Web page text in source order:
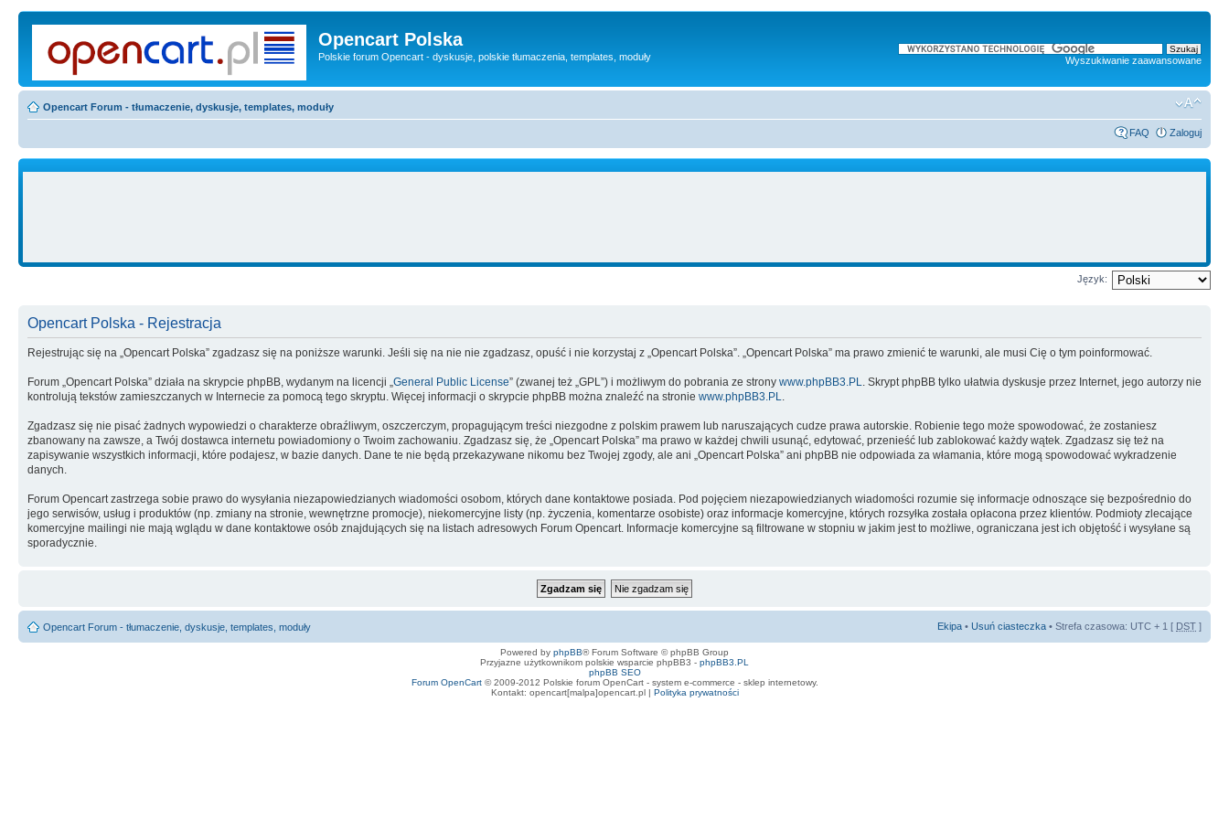
Opencart Polska
Polskie forum Opencart - dyskusje, polskie tłumaczenia, templates, moduły Wyszukiwanie zaawansowane
Opencart Forum - tłumaczenie, dyskusje, templates, moduły
FAQ Zaloguj
Język:
Opencart Polska - Rejestracja
Rejestrując się na „Opencart Polska” zgadzasz się na poniższe warunki. Jeśli się na nie nie zgadzasz, opuść i nie korzystaj z „Opencart Polska”. „Opencart Polska” ma prawo zmienić te warunki, ale musi Cię o tym poinformować.
Forum „Opencart Polska” działa na skrypcie phpBB, wydanym na licencji „ General Public License” (zwanej też „GPL”) i możliwym do pobrania ze strony www.phpBB3.PL
. Skrypt phpBB tylko ułatwia dyskusje przez Internet, jego autorzy nie
kontrolują tekstów zamieszczanych w Internecie za pomocą tego skryptu. Więcej informacji o skrypcie phpBB można znaleźć na stronie www.phpBB3.PL
Zgadzasz się nie pisać żadnych wypowiedzi o charakterze obraźliwym, oszczerczym, propagującym treści niezgodne z polskim prawem lub naruszających cudze prawa autorskie. Robienie tego może spowodować, że zostaniesz
zbanowany na zawsze, a Twój dostawca internetu powiadomiony o Twoim zachowaniu. Zgadzasz się, że „Opencart Polska” ma prawo w każdej chwili usunąć, edytować, przenieść lub zablokować każdy wątek. Zgadzasz się też na
zapisywanie wszystkich informacji, które podajesz, w bazie danych. Dane te nie będą przekazywane nikomu bez Twojej zgody, ale ani „Opencart Polska” ani phpBB nie odpowiada za włamania, które mogą spowodować wykradzenie
danych.
Forum Opencart zastrzega sobie prawo do wysyłania niezapowiedzianych wiadomości osobom, których dane kontaktowe posiada. Pod pojęciem niezapowiedzianych wiadomości rozumie się informacje odnoszące się bezpośrednio do
jego serwisów, usług i produktów (np. zmiany na stronie, wewnętrzne promocje), niekomercyjne listy (np. życzenia, komentarze osobiste) oraz informacje komercyjne, których rozsyłka została opłacona przez klientów. Podmioty zlecające
komercyjne mailingi nie mają wglądu w dane kontaktowe osób znajdujących się na listach adresowych Forum Opencart. Informacje komercyjne są filtrowane w stopniu w jakim jest to możliwe, ograniczana jest ich objętość i wysyłane są
sporadycznie.
Opencart Forum - tłumaczenie, dyskusje, templates, moduły Ekipa • Usuń ciasteczka • Strefa czasowa: UTC + 1 [ DST ]
Powered by phpBB® Forum Software © phpBB Group
Przyjazne użytkownikom polskie wsparcie phpBB3 - phpBB3.PL
phpBB SEO
Forum OpenCart© 2009-2012 Polskie forum OpenCart - system e-commerce - sklep internetowy.
Kontakt: opencart[malpa]opencart.pl | Polityka prywatności